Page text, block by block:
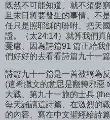
既然不可能知道、就不須要
且末日將要發生的事情、不
任只是照耶穌的吩咐、把天
證。（太24:14）就算我們真
憂慮、因為詩篇91 篇正給我
們好好的去看看詩篇九十一篇
詩篇九十一篇是一首被稱為
(這希臘文的意思是翻轉邪惡
大戰、第九十一旅的士兵
每天誦讀這詩篇、在激烈的
的內容、寫在中文聖經給詩